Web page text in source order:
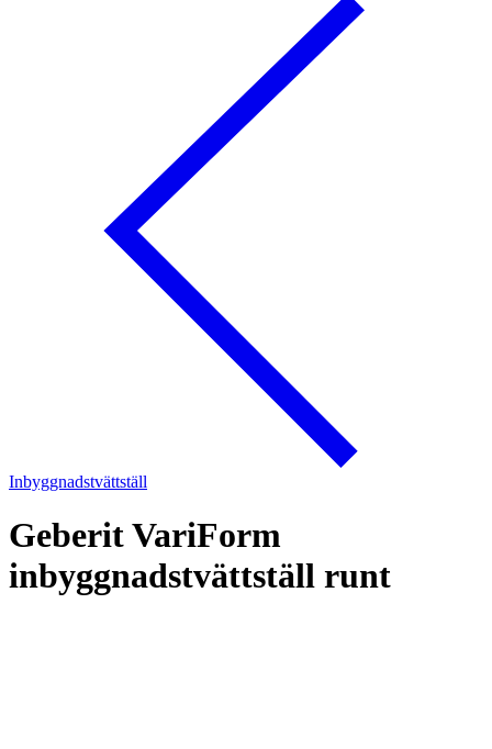
Inbyggnadstvättställ
Geberit VariForm
inbyggnadstvättställ runt